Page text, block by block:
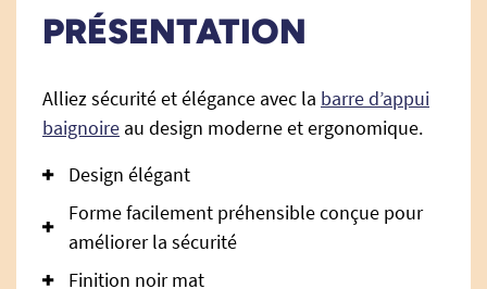
PRÉSENTATION
Alliez sécurité et élégance avec la barre d’appui
baignoire au design moderne et ergonomique.
Design élégant
Forme facilement préhensible conçue pour
améliorer la sécurité
Finition noir mat